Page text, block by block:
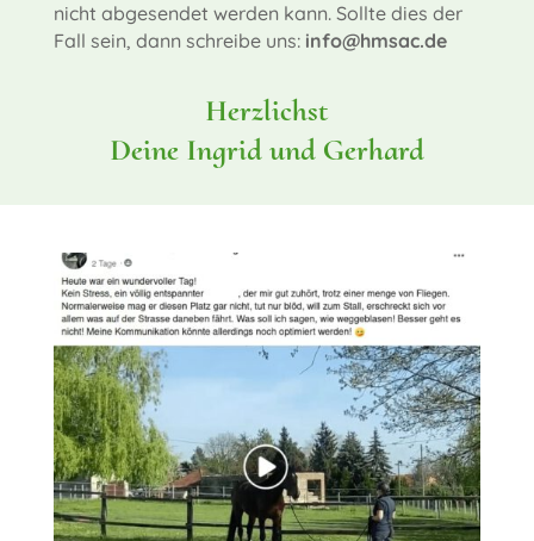
nicht abgesendet werden kann. Sollte dies der
Fall sein, dann schreibe uns: info@hmsac.de
Herzlichst
Deine Ingrid und Gerhard